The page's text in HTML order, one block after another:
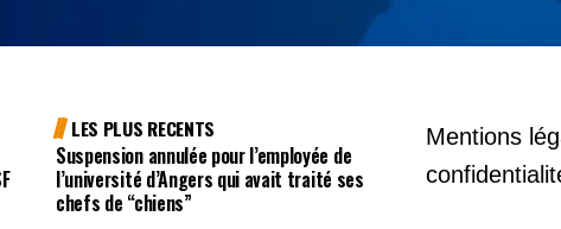
LES PLUS RECENTS
Suspension annulée pour l’employée de
l’université d’Angers qui avait traité ses
chefs de “chiens”
Mentions